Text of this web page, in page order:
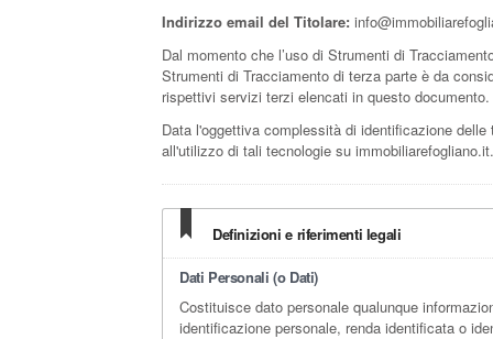
Indirizzo email del Titolare:
Dal momento che l’uso di Strumenti di
Strumenti di Tracciamento di terza parte è da
rispettivi servizi terzi elencati in questo documento.
Data l'oggettiva complessità di identificazione
all'utilizzo di tali tecnologie su immobiliarefogliano.it.
Definizioni e riferimenti legali
Dati Personali (o Dati)
Costituisce dato personale qualunque
identificazione personale, renda identificata o